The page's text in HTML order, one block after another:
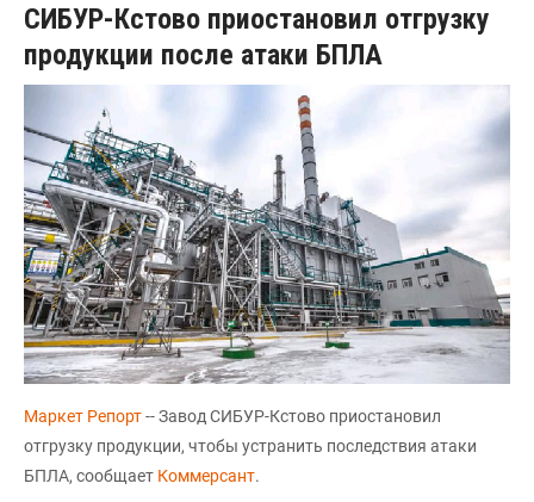
СИБУР-Кстово приостановил отгрузку
продукции после атаки БПЛА
Маркет Репорт-- Завод СИБУР-Кстово приостановил
отгрузку продукции, чтобы устранить последствия атаки
БПЛА, сообщает Коммерсант.